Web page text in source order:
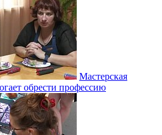
Мастерская
обрести профессию